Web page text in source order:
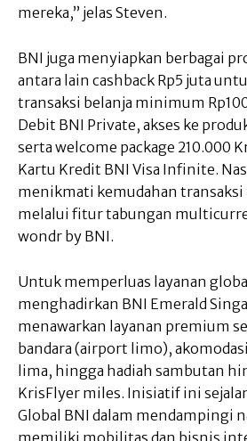
mereka,” jelas Steven.
BNI juga menyiapkan berbagai
antara lain cashback Rp5 juta
transaksi belanja minimum
Debit BNI Private, akses ke
serta welcome package 210.000
Kartu Kredit BNI Visa Infinite.
menikmati kemudahan
melalui fitur tabungan
wondr by BNI.
Untuk memperluas layanan
menghadirkan BNI Emerald
menawarkan layanan premium
bandara (airport limo),
lima, hingga hadiah sambutan
KrisFlyer miles. Inisiatif ini
Global BNI dalam mendampingi
memiliki mobilitas dan bisnis